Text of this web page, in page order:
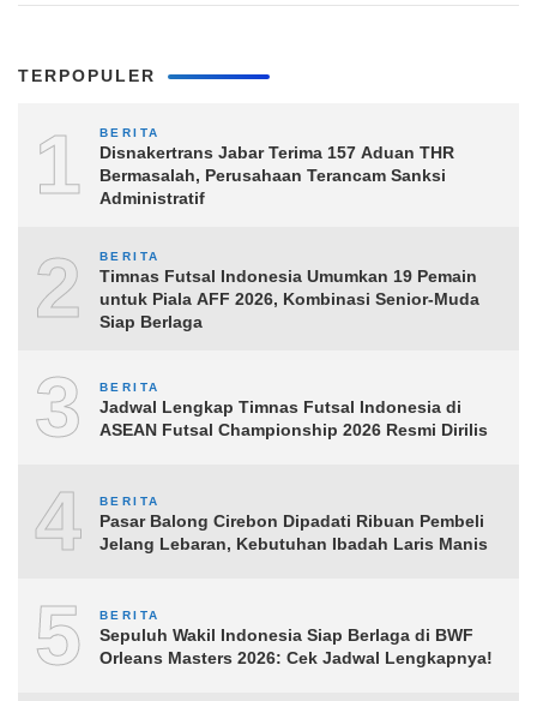
TERPOPULER
1 BERITA
Disnakertrans Jabar Terima 157 Aduan THR
Bermasalah, Perusahaan Terancam Sanksi
Administratif
2 BERITA
Timnas Futsal Indonesia Umumkan 19 Pemain
untuk Piala AFF 2026, Kombinasi Senior-Muda
Siap Berlaga
3 BERITA
Jadwal Lengkap Timnas Futsal Indonesia di
ASEAN Futsal Championship 2026 Resmi Dirilis
4 BERITA
Pasar Balong Cirebon Dipadati Ribuan Pembeli
Jelang Lebaran, Kebutuhan Ibadah Laris Manis
5 BERITA
Sepuluh Wakil Indonesia Siap Berlaga di BWF
Orleans Masters 2026: Cek Jadwal Lengkapnya!